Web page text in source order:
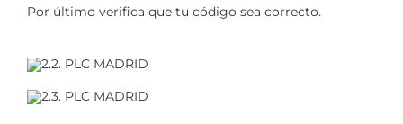
Por último verifica que tu código sea correcto.